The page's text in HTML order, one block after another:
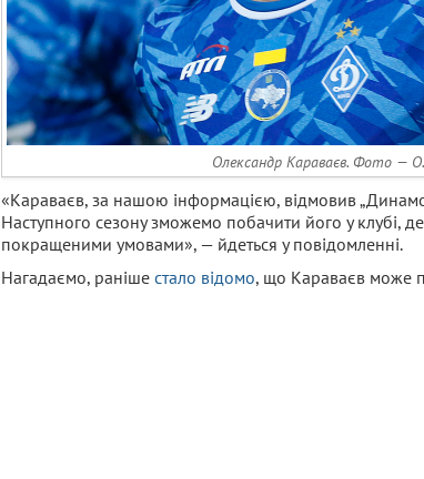
Олександр Караваєв. Фото —
«Караваєв, за нашою інформацією, відмовив
Наступного сезону зможемо побачити його у клубі, де
покращеними умовами», — йдеться у повідомленні.
Нагадаємо, раніше стало відомо, що Караваєв може